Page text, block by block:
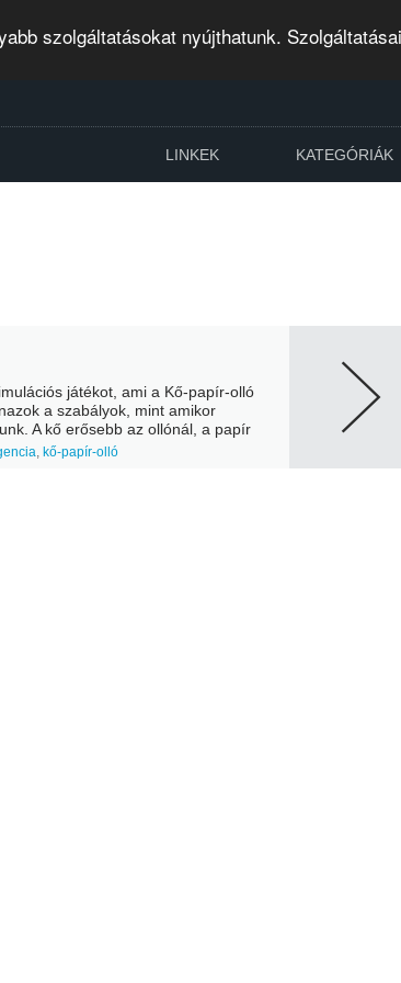
szolgáltatásokat nyújthatunk.
LINKEK KATEGÓRIÁK
játékot, ami a Kő-papír-olló
a szabályok, mint amikor
A kő erősebb az ollónál, a papír
a...
, kő-papír-olló